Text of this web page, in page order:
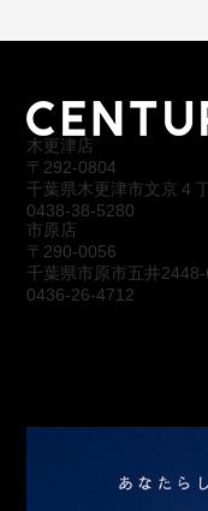
木更津店
〒292-0804
千葉県木更津市文京４
0438-38-5280
市原店
〒290-0056
千葉県市原市五井
0436-26-4712